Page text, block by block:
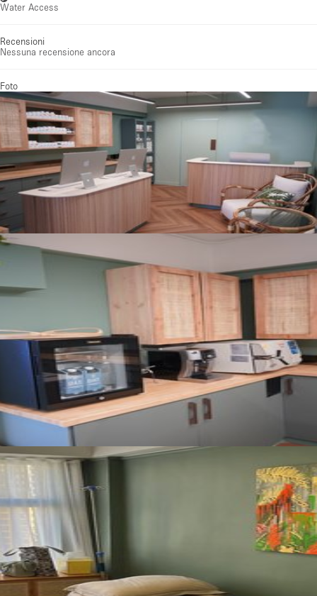
Water Access
Recensioni
Nessuna recensione ancora
Foto